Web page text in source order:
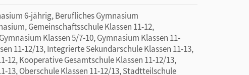
6-jährig, Berufliches Gymnasium
Gemeinschaftsschule Klassen 11-12,
Klassen 5/7-10, Gymnasium Klassen 11-
11-12/13, Integrierte Sekundarschule Klassen 11-13,
12, Kooperative Gesamtschule Klassen 11-12/13,
13, Oberschule Klassen 11-12/13, Stadtteilschule